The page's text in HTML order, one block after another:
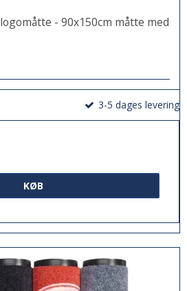
- 90x150cm måtte med
3-5 dages levering
KØB